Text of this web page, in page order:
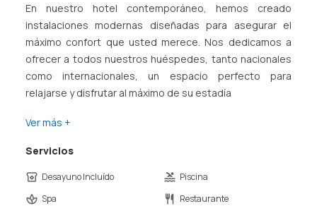
En nuestro hotel contemporáneo, hemos creado
instalaciones modernas diseñadas para asegurar el
máximo confort que usted merece. Nos dedicamos a
ofrecer a todos nuestros huéspedes, tanto nacionales
como internacionales, un espacio perfecto para
relajarse y disfrutar al máximo de su estadía
Ver más +
Servicios
Desayuno Incluído
Piscina
Spa
Restaurante